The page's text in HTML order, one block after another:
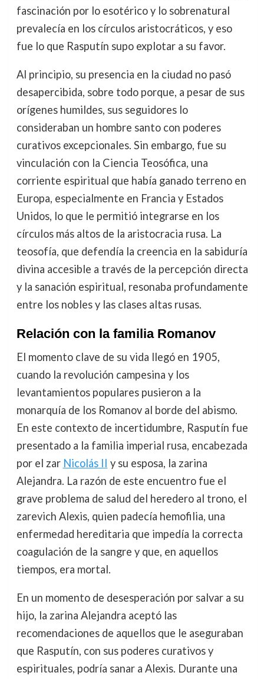
fascinación por lo esotérico y lo sobrenatural
prevalecía en los círculos aristocráticos, y eso
fue lo que Rasputín supo explotar a su favor.
Al principio, su presencia en la ciudad no pasó
desapercibida, sobre todo porque, a pesar de sus
orígenes humildes, sus seguidores lo
consideraban un hombre santo con poderes
curativos excepcionales. Sin embargo, fue su
vinculación con la Ciencia Teosófica, una
corriente espiritual que había ganado terreno en
Europa, especialmente en Francia y Estados
Unidos, lo que le permitió integrarse en los
círculos más altos de la aristocracia rusa. La
teosofía, que defendía la creencia en la sabiduría
divina accesible a través de la percepción directa
y la sanación espiritual, resonaba profundamente
entre los nobles y las clases altas rusas.
Relación con la familia Romanov
El momento clave de su vida llegó en 1905,
cuando la revolución campesina y los
levantamientos populares pusieron a la
monarquía de los Romanov al borde del abismo.
En este contexto de incertidumbre, Rasputín fue
presentado a la familia imperial rusa, encabezada
por el zar Nicolás II y su esposa, la zarina
Alejandra. La razón de este encuentro fue el
grave problema de salud del heredero al trono, el
zarevich Alexis, quien padecía hemofilia, una
enfermedad hereditaria que impedía la correcta
coagulación de la sangre y que, en aquellos
tiempos, era mortal.
En un momento de desesperación por salvar a su
hijo, la zarina Alejandra aceptó las
recomendaciones de aquellos que le aseguraban
que Rasputín, con sus poderes curativos y
espirituales, podría sanar a Alexis. Durante una